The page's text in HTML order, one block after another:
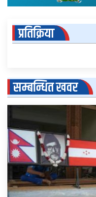
प्रतिक्रिया
सम्बन्धित खवर